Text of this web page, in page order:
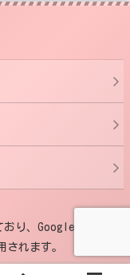
おり、Googleのプライ
されます。